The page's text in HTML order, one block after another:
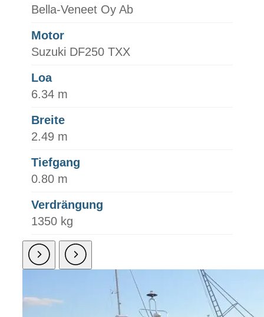
Bella-Veneet Oy Ab
Motor
Suzuki DF250 TXX
Loa
6.34 m
Breite
2.49 m
Tiefgang
0.80 m
Verdrängung
1350 kg